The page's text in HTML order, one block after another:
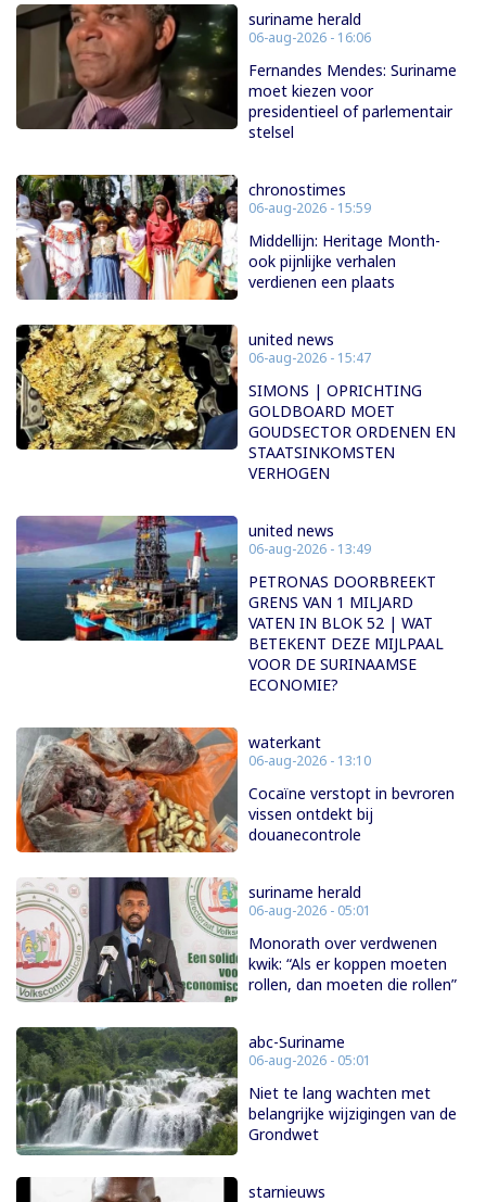
suriname herald
06-aug-2026 - 16:06
Fernandes Mendes: Suriname
moet kiezen voor
presidentieel of parlementair
stelsel
chronostimes
06-aug-2026 - 15:59
Middellijn: Heritage Month-
ook pijnlijke verhalen
verdienen een plaats
united news
06-aug-2026 - 15:47
SIMONS | OPRICHTING
GOLDBOARD MOET
GOUDSECTOR ORDENEN EN
STAATSINKOMSTEN
VERHOGEN
united news
06-aug-2026 - 13:49
PETRONAS DOORBREEKT
GRENS VAN 1 MILJARD
VATEN IN BLOK 52 | WAT
BETEKENT DEZE MIJLPAAL
VOOR DE SURINAAMSE
ECONOMIE?
waterkant
06-aug-2026 - 13:10
Cocaïne verstopt in bevroren
vissen ontdekt bij
douanecontrole
suriname herald
06-aug-2026 - 05:01
Monorath over verdwenen
kwik: “Als er koppen moeten
rollen, dan moeten die rollen”
abc-Suriname
06-aug-2026 - 05:01
Niet te lang wachten met
belangrijke wijzigingen van de
Grondwet
starnieuws